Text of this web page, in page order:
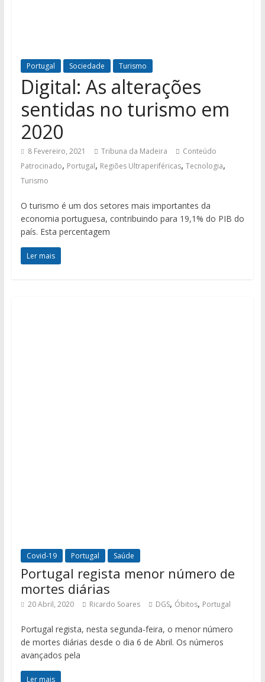
Portugal Sociedade Turismo
Digital: As alterações
sentidas no turismo em
2020
8 Fevereiro, 2021 Tribuna da Madeira
Conteúdo
Patrocinado, Portugal, Regiões Ultraperiféricas, Tecnologia,
Turismo
O turismo é um dos setores mais importantes da
economia portuguesa, contribuindo para 19,1% do PIB do
país. Esta percentagem
Ler mais
Covid-19 Portugal Saúde
Portugal regista menor número de
mortes diárias
20 Abril, 2020 Ricardo Soares DGS, Óbitos, Portugal
Portugal regista, nesta segunda-feira, o menor número
de mortes diárias desde o dia 6 de Abril. Os números
avançados pela
Ler mais